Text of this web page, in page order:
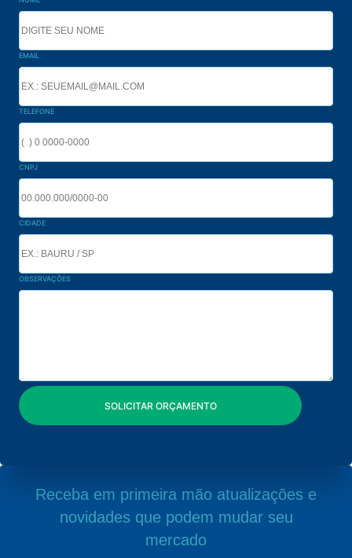
EMAIL
TELEFONE
CNPJ
CIDADE
OBSERVAÇÕES
Receba em primeira mão atualizações e
novidades que podem mudar seu
mercado